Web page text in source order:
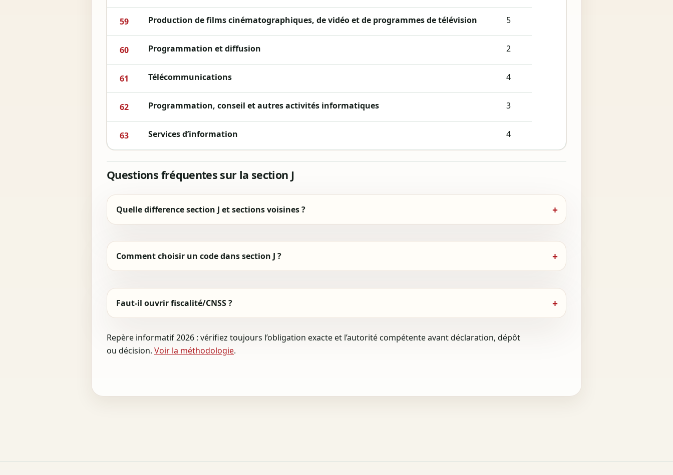
59 Production de films cinématographiques, de vidéo et de programmes de télévision 5
60 Programmation et diffusion 2
61 Télécommunications 4
62 Programmation, conseil et autres activités informatiques 3
63 Services d’information 4
Questions fréquentes sur la section J
Quelle difference section J et sections voisines ?
Comment choisir un code dans section J ?
Faut-il ouvrir fiscalité/CNSS ?
Repère informatif 2026 : vérifiez toujours l’obligation exacte et l’autorité compétente avant déclaration, dépôt
ou décision. Voir la méthodologie.